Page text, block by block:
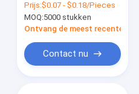
Glasdruppelbuisje
fles-Essentiële
Kosmetische
Prijs:$0.07 - $0.18/Pieces
MOQ:5000 stukken
Ontvang de meest recente
Contact nu